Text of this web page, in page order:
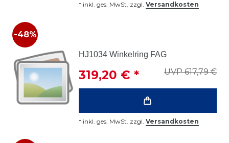
* inkl. ges. MwSt. zzgl. Versandkosten
-48%
HJ1034 Winkelring FAG
UVP 617,79 €
319,20 € *
* inkl. ges. MwSt. zzgl. Versandkosten